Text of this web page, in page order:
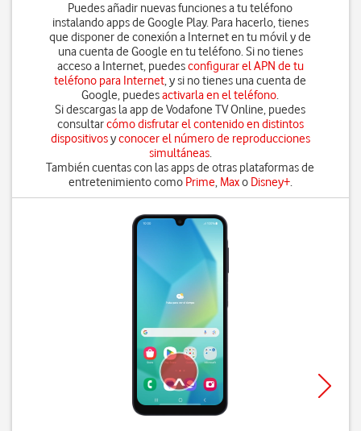
Puedes añadir nuevas funciones a tu teléfono
instalando apps de Google Play. Para hacerlo, tienes
que disponer de conexión a Internet en tu móvil y de
una cuenta de Google en tu teléfono. Si no tienes
acceso a Internet, puedesconfigurar el APN de tu
teléfono para Internet, y si no tienes una cuenta de
Google, puedesactivarla en el teléfono.
Si descargas la app de Vodafone TV Online, puedes
consultarcómo disfrutar el contenido en distintos
dispositivosyconocer el número de reproducciones
simultáneas.
También cuentas con las apps de otras plataformas de
entretenimiento como Prime, Maxo Disney+.